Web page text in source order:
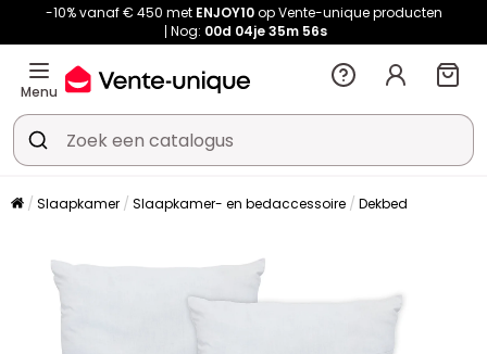
-10% vanaf € 450 met ENJOY10op Vente-unique producten
Nog: 00d 04je 35m 55s
Menu
Slaapkamer Slaapkamer- en bedaccessoire Dekbed